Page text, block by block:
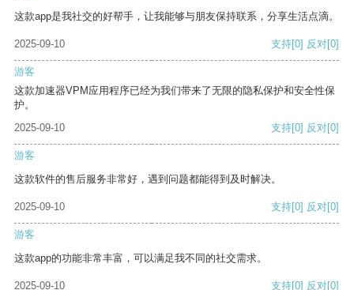
这款app是我社交的好帮手，让我能够与朋友保持联系，分享生活点滴。
2025-09-10 支持[0] 反对[0]
游客
这款加速器VPM应用程序已经为我们带来了无限的隐私保护和安全性保
护。
2025-09-10
支持[0] 反对[0]
游客
这款软件的售后服务非常好，遇到问题都能得到及时解决。
2025-09-10 支持[0] 反对[0]
游客
这款app的功能非常丰富，可以满足我不同的社交需求。
2025-09-10 支持[0] 反对[0]